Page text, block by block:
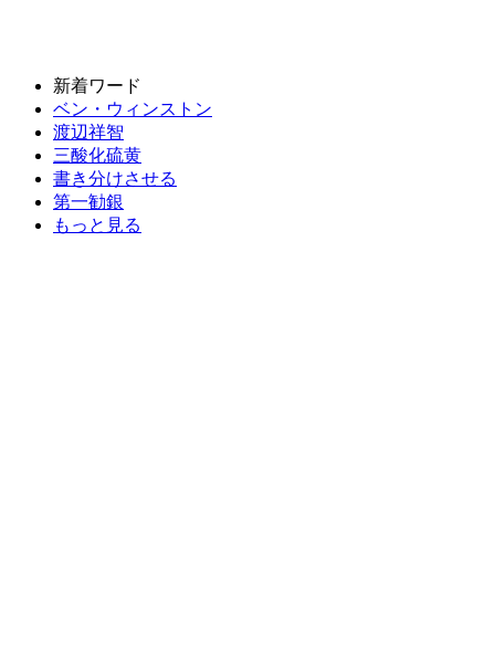
新着ワード
ベン・ウィンストン
渡辺祥智
三酸化硫黄
書き分けさせる
第一勧銀
もっと見る